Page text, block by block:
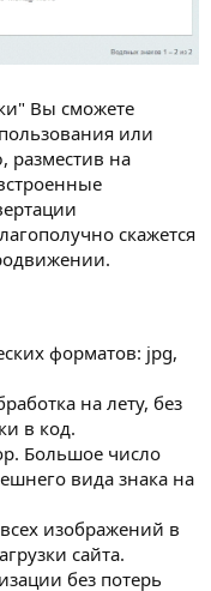
Вы сможете
или
разместив на
скажется
форматов: jpg,
на лету, без
в код.
Большое число
вида знака на
изображений в
сайта.
без потерь